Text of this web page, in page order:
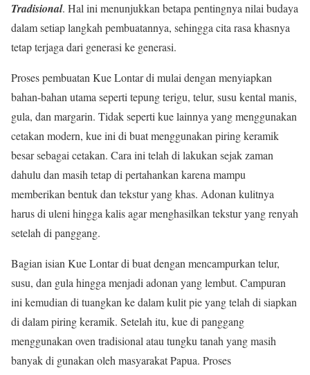
Tradisional. Hal ini menunjukkan betapa pentingnya nilai budaya
dalam setiap langkah pembuatannya, sehingga cita rasa khasnya
tetap terjaga dari generasi ke generasi.
Proses pembuatan Kue Lontar di mulai dengan menyiapkan
bahan-bahan utama seperti tepung terigu, telur, susu kental manis,
gula, dan margarin. Tidak seperti kue lainnya yang menggunakan
cetakan modern, kue ini di buat menggunakan piring keramik
besar sebagai cetakan. Cara ini telah di lakukan sejak zaman
dahulu dan masih tetap di pertahankan karena mampu
memberikan bentuk dan tekstur yang khas. Adonan kulitnya
harus di uleni hingga kalis agar menghasilkan tekstur yang renyah
setelah di panggang.
Bagian isian Kue Lontar di buat dengan mencampurkan telur,
susu, dan gula hingga menjadi adonan yang lembut. Campuran
ini kemudian di tuangkan ke dalam kulit pie yang telah di siapkan
di dalam piring keramik. Setelah itu, kue di panggang
menggunakan oven tradisional atau tungku tanah yang masih
banyak di gunakan oleh masyarakat Papua. Proses